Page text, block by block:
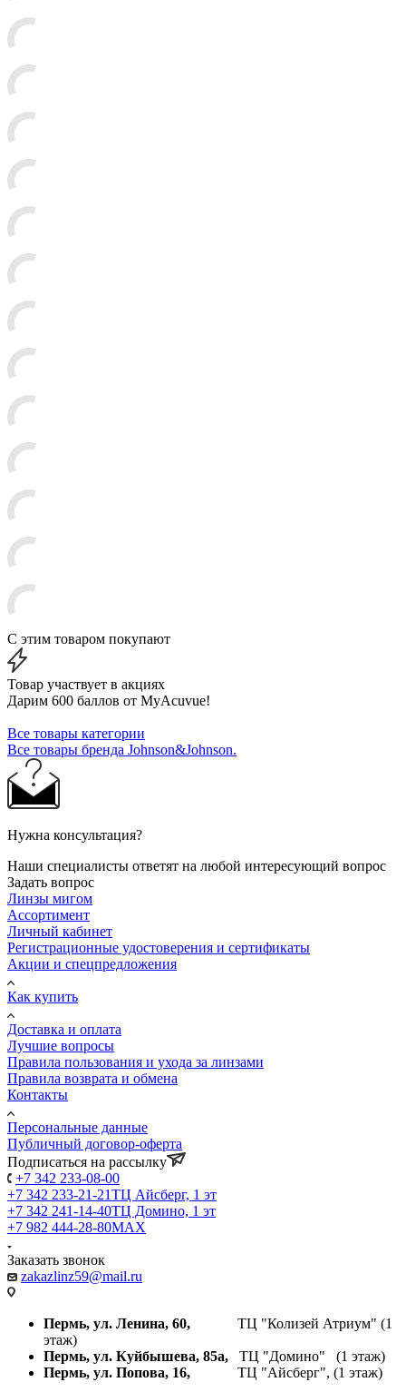
С этим товаром покупают
Товар участвует в акциях
Дарим 600 баллов от MyAcuvue!
Все товары категории
Все товары бренда Johnson&Johnson.
Нужна консультация?
Наши специалисты ответят на любой интересующий вопрос
Задать вопрос
Линзы мигом
Ассортимент
Личный кабинет
Регистрационные удостоверения и сертификаты
Акции и спецпредложения
Как купить
Доставка и оплата
Лучшие вопросы
Правила пользования и ухода за линзами
Правила возврата и обмена
Контакты
Персональные данные
Публичный договор-оферта
Подписаться на рассылку
+7 342 233-08-00
+7 342 233-21-21ТЦ Айсберг, 1 эт
+7 342 241-14-40ТЦ Домино, 1 эт
+7 982 444-28-80MAX
Заказать звонок
zakazlinz59@mail.ru
Пермь, ул. Ленина, 60, ТЦ "Колизей Атриум" (1
этаж)
Пермь, ул. Куйбышева, 85а, ТЦ "Домино" (1 этаж)
Пермь, ул. Попова, 16, ТЦ "Айсберг", (1 этаж)